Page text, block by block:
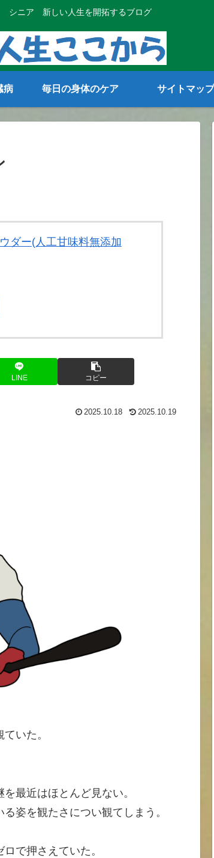
シニア 新しい人生を開拓するブログ
病 毎日の身体のケア サイトマップ
ダー(人工甘味料無添加
LINE コピー
2025.10.18 2025.10.19
いた。
最近はほとんど見ない。
姿を観たさについ観てしまう。
で押さえていた。